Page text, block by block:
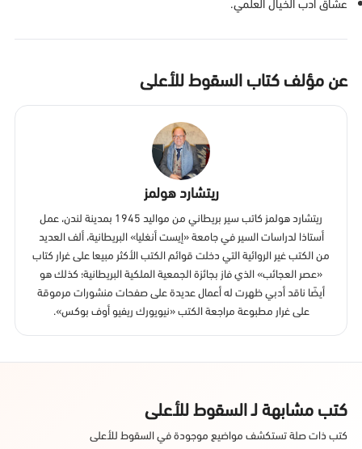
عن مؤلف كتاب السقوط للأعلى
ريتشارد هولمز
ريتشارد هولمز كاتب سير بريطاني من مواليد 1945 بمدينة لندن، عمل
أستاذا لدراسات السير في جامعة «إيست أنغليا» البريطانية، ألف العديد
من الكتب غير الروائية التي دخلت قوائم الكتب الأكثر مبيعا على غرار كتاب
«عصر العجائب» الذي فاز بجائزة الجمعية الملكية البريطانية؛ كذلك هو
أيضًا ناقد أدبي ظهرت له أعمال عديدة على صفحات منشورات مرموقة
على غرار مطبوعة مراجعة الكتب «نيويورك ريفيو أوف بوكس».
كتب مشابهة لـ السقوط للأعلى
كتب ذات صلة تستكشف مواضيع موجودة في السقوط للأعلى